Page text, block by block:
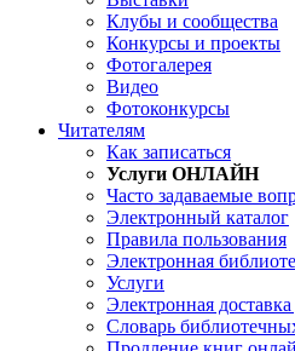
Клубы и сообщества
Конкурсы и проекты
Фотогалерея
Видео
Фотоконкурсы
Читателям
Как записаться
Услуги ОНЛАЙН
Часто задаваемые
Электронный каталог
Правила пользования
Электронная
Услуги
Электронная
Словарь